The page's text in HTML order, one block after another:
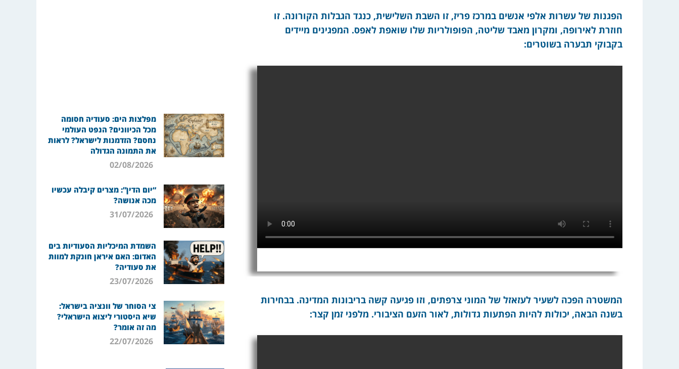
הפגנות של עשרות אלפי אנשים במרכז פריז, זו השבת השלישית, כנגד הגבלות הקורונה. זו
חוזרת לאירופה, ומקרון מאבד שליטה, הפופולריות שלו שואפת לאפס. המפגינים מיידים
בקבוקי תבערה בשוטרים:
המשטרה הפכה לשעיר לעזאזל של המוני צרפתים, וזו פגיעה קשה בריבונות המדינה. בבחירות
בשנה הבאה, יכולות להיות הפתעות גדולות, לאור הזעם הציבורי. מלפני זמן קצר:
מפלצות הים: סעודיה חסומה
מכל הכיוונים? הנפט העולמי
נחסם? הזדמנות לישראל? לראות
את התמונה הגדולה
02/08/2026
“יום הדין”: מצרים קיבלה עכשיו
מכה אנושה?
31/07/2026
השמדת המיכליות הסעודיות בים
האדום: האם איראן חונקת למוות
את סעודיה?
23/07/2026
צי הסוחר של וונציה בישראל:
שיא היסטורי ליצוא הישראלי?
מה זה אומר?
22/07/2026